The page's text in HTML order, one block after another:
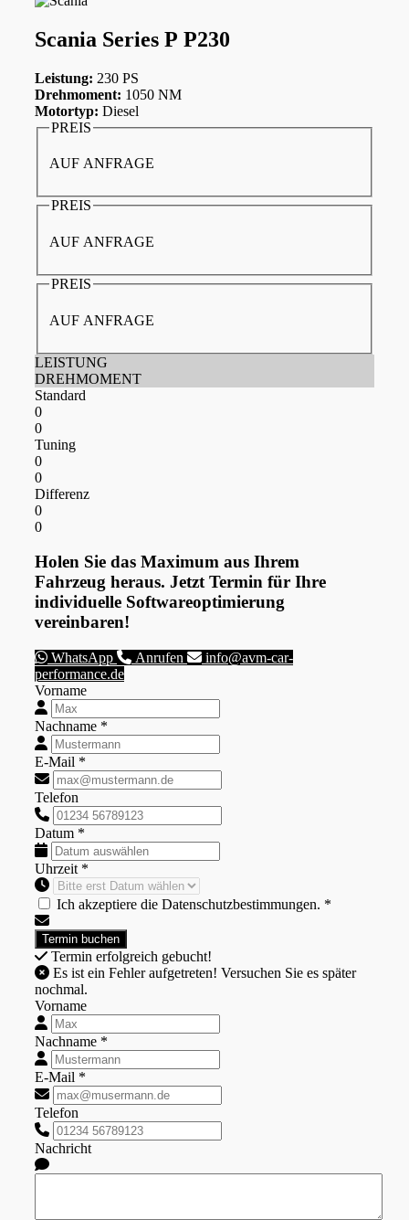
Scania Series P P230
Leistung: 230 PS
Drehmoment: 1050 NM
Motortyp: Diesel
PREIS
AUF ANFRAGE
PREIS
AUF ANFRAGE
PREIS
AUF ANFRAGE
LEISTUNG
DREHMOMENT
Standard
0
0
Tuning
0
0
Differenz
0
0
Holen Sie das Maximum aus Ihrem
Fahrzeug heraus. Jetzt Termin für Ihre
individuelle Softwareoptimierung
vereinbaren!
WhatsApp Anrufen
info@avm-car-
performance.de
Vorname
Nachname *
E-Mail *
Telefon
Datum *
Uhrzeit *
Ich akzeptiere die Datenschutzbestimmungen. *
Termin erfolgreich gebucht!
nochmal.
Vorname
Nachname *
E-Mail *
Telefon
Nachricht